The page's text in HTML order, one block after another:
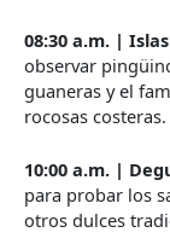
08:30 a.m. |
observar
guaneras y el
rocosas costeras.
10:00 a.m. |
para probar los
otros dulces